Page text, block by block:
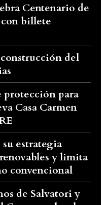
Centenario de
billete
del
protección para
Casa Carmen
estrategia
y limita
convencional
de Salvatori y